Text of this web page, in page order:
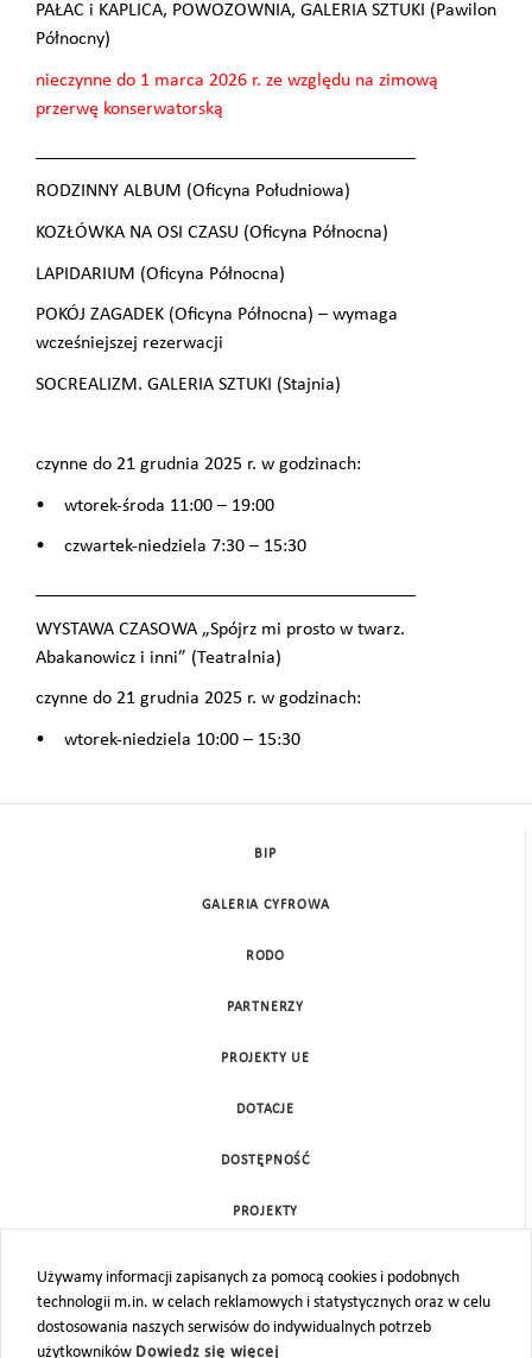
PAŁAC i KAPLICA, POWOZOWNIA, GALERIA SZTUKI (Pawilon
Północny)
nieczynne do 1 marca 2026 r. ze względu na zimową
przerwę konserwatorską
RODZINNY ALBUM (Oficyna Południowa)
KOZŁÓWKA NA OSI CZASU (Oficyna Północna)
LAPIDARIUM (Oficyna Północna)
POKÓJ ZAGADEK (Oficyna Północna) – wymaga
wcześniejszej rezerwacji
SOCREALIZM. GALERIA SZTUKI (Stajnia)
czynne do 21 grudnia 2025 r. w godzinach:
• wtorek-środa 11:00 – 19:00
• czwartek-niedziela 7:30 – 15:30
WYSTAWA CZASOWA „Spójrz mi prosto w twarz.
Abakanowicz i inni” (Teatralnia)
czynne do 21 grudnia 2025 r. w godzinach:
• wtorek-niedziela 10:00 – 15:30
Używamy informacji zapisanych za pomocą cookies i podobnych
technologii m.in. w celach reklamowych i statystycznych oraz w celu
dostosowania naszych serwisów do indywidualnych potrzeb
użytkowników Dowiedz się więcej
BIP
GALERIA CYFROWA
RODO
PARTNERZY
PROJEKTY UE
DOTACJE
DOSTĘPNOŚĆ
PROJEKTY
MAPA STRONY